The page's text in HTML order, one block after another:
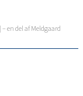
– en del af Meldgaard